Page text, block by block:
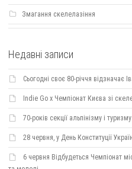
Змагання скелелазіння
Недавні записи
Сьогодні своє 80-річчя відзначає
Indie Go х Чемпіонат Києва зі
70-років секції альпінізму і
28 червня, у День Конституції
6 червня Відбудеться Чемпіонат